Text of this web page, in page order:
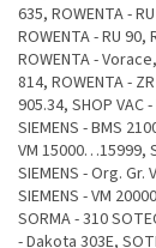
635, ROWENTA -
ROWENTA - RU
ROWENTA -
814, ROWENTA -
905.34, SHOP VAC
SIEMENS - BMS
VM 15000…15999,
SIEMENS - Org. Gr.
SIEMENS - VM
SORMA - 310
- Dakota 303E,